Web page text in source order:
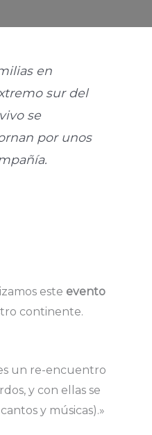
en
sur del
se
por unos
este evento
continente.
un re-encuentro
y con ellas se
cantos y músicas).»